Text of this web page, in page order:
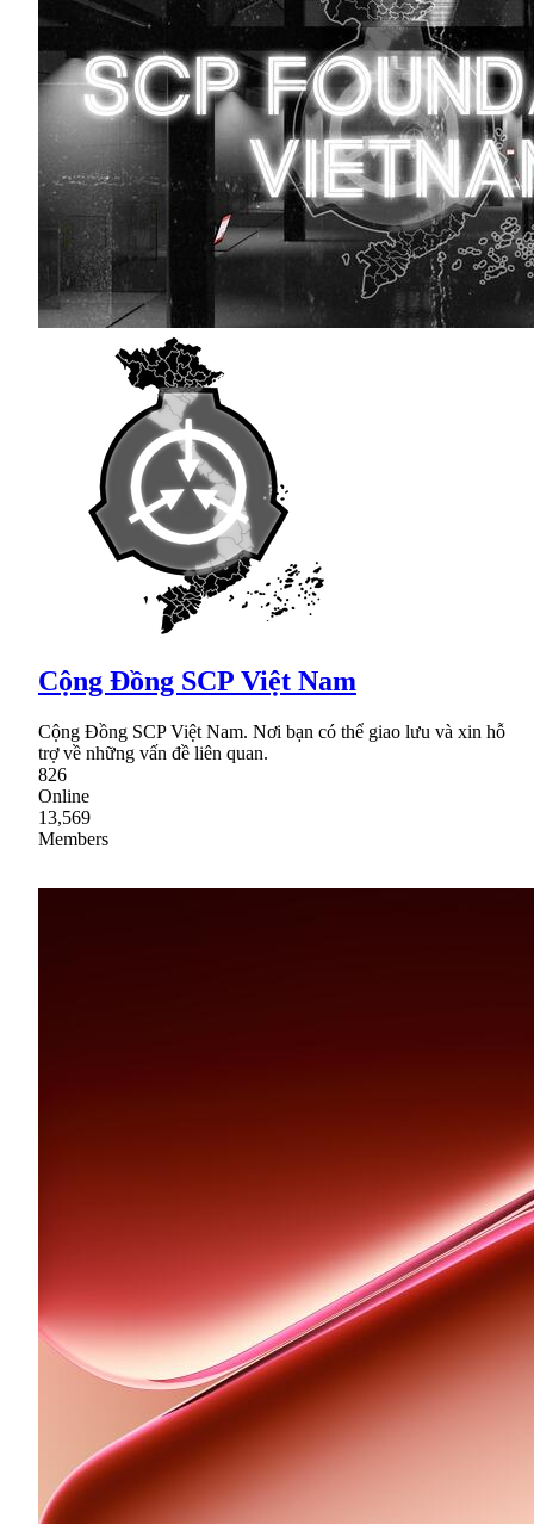
Cộng Đồng SCP Việt Nam
Cộng Đồng SCP Việt Nam. Nơi bạn có thể giao lưu và xin hỗ
trợ về những vấn đề liên quan.
826
Online
13,569
Members